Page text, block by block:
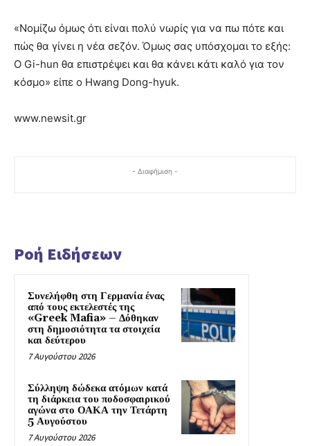
«Νομίζω όμως ότι είναι πολύ νωρίς για να πω πότε και
πώς θα γίνει η νέα σεζόν. Όμως σας υπόσχομαι το εξής:
Ο Gi-hun θα επιστρέψει και θα κάνει κάτι καλό για τον
κόσμο» είπε ο Hwang Dong-hyuk.
www.newsit.gr
- Διαφήμιση -
Ροή Ειδήσεων
Συνελήφθη στη Γερμανία ένας
από τους εκτελεστές της
«Greek Mafia» – Δόθηκαν
στη δημοσιότητα τα στοιχεία
και δεύτερου
7 Αυγούστου 2026
Σύλληψη δώδεκα ατόμων κατά
τη διάρκεια του ποδοσφαιρικού
αγώνα στο ΟΑΚΑ την Τετάρτη
5 Αυγούστου
7 Αυγούστου 2026